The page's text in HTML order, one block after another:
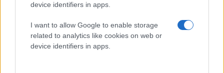
device identifiers in apps.
I want to allow Google to enable storage
related to analytics like cookies on web or
device identifiers in apps.